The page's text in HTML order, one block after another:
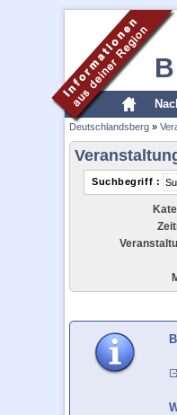
Deutschlandsberg »
Suchbegriff :